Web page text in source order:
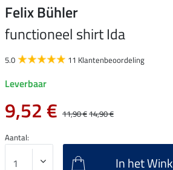
Felix Bühler
functioneel shirt Ida
5.0 11 Klantenbeoordeling
Leverbaar
9,52 € 11,90 €14,90 €
Aantal:
In het